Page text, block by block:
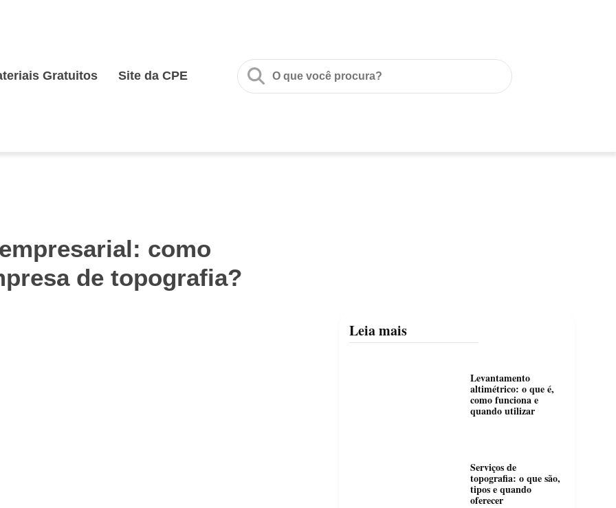
Gratuitos Site da CPE
como
de topografia?
Leia mais
Levantamento
altimétrico: o que é,
como funciona e
quando utilizar
Serviços de
topografia: o que são,
tipos e quando
oferecer